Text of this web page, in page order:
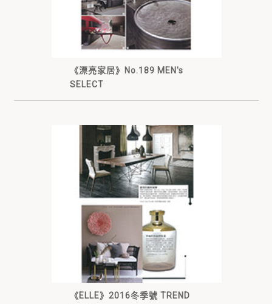
《漂亮家居》No.189 MEN's
SELECT
《ELLE》2016冬季號 TREND